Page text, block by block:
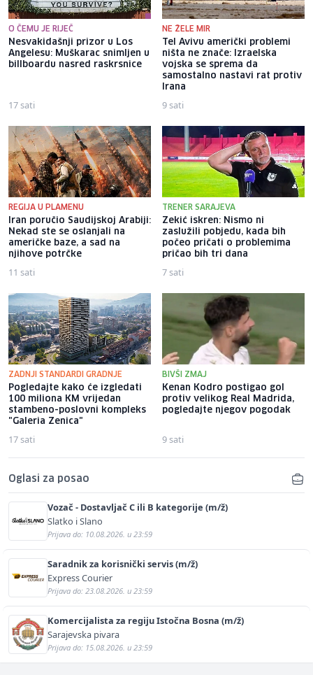
O ČEMU JE RIJEČ
Nesvakidašnji prizor u Los
Angelesu: Muškarac snimljen u
billboardu nasred raskrsnice
17 sati
NE ŽELE MIR
Tel Avivu američki problemi
ništa ne znače: Izraelska
vojska se sprema da
samostalno nastavi rat protiv
Irana
9 sati
REGIJA U PLAMENU
Iran poručio Saudijskoj Arabiji:
Nekad ste se oslanjali na
američke baze, a sad na
njihove potrčke
11 sati
TRENER SARAJEVA
Zekić iskren: Nismo ni
zaslužili pobjedu, kada bih
počeo pričati o problemima
pričao bih tri dana
7 sati
ZADNJI STANDARDI GRADNJE
Pogledajte kako će izgledati
100 miliona KM vrijedan
stambeno-poslovni kompleks
"Galeria Zenica"
17 sati
BIVŠI ZMAJ
Kenan Kodro postigao gol
protiv velikog Real Madrida,
pogledajte njegov pogodak
9 sati
Oglasi za posao
Vozač - Dostavljač C ili B kategorije (m/ž)
Slatko i Slano
Prijava do: 10.08.2026. u 23:59
Saradnik za korisnički servis (m/ž)
Express Courier
Prijava do: 23.08.2026. u 23:59
Komercijalista za regiju Istočna Bosna (m/ž)
Sarajevska pivara
Prijava do: 15.08.2026. u 23:59